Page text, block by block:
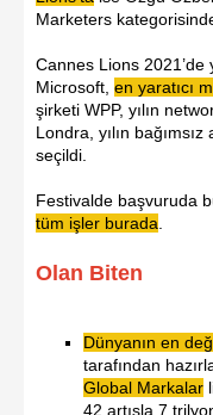
Marketers
Cannes Lions 2021’de
Microsoft, en yaratıcı
şirketi WPP, yılın
Londra, yılın
seçildi.
Festivalde başvuruda
tüm işler burada
Olan Biten
Dünyanın en
tarafından
Global Markalar
42 artışla 7